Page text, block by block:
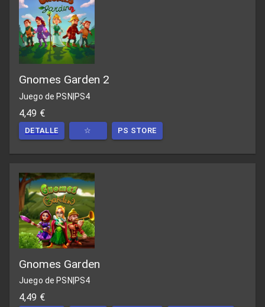
Gnomes Garden 2
Juego de PSN PS4
4,49 €
DETALLE ☆ PS STORE
Gnomes Garden
Juego de PSN PS4
4,49 €